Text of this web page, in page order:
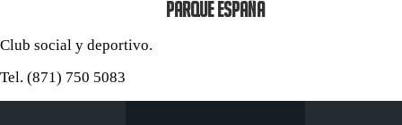
PARQUE ESPAÑA
Club social y deportivo.
Tel. (871) 750 5083